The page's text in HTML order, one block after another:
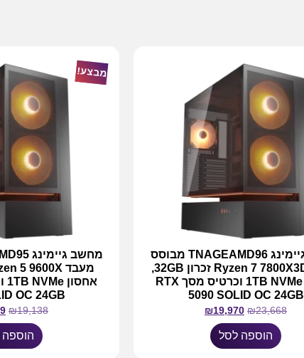
מחשב גיימינג TNAGEAMD96 מבוסס
מעבד Ryzen 7 7800X3D זכרון 32GB,
אחסון 1TB NVMe וכרטיס מסך RTX
5090 SOLID OC 24GB
₪23,668
₪19,970
הוספה לסל
מבצע!
OC 24GB
₪19,138